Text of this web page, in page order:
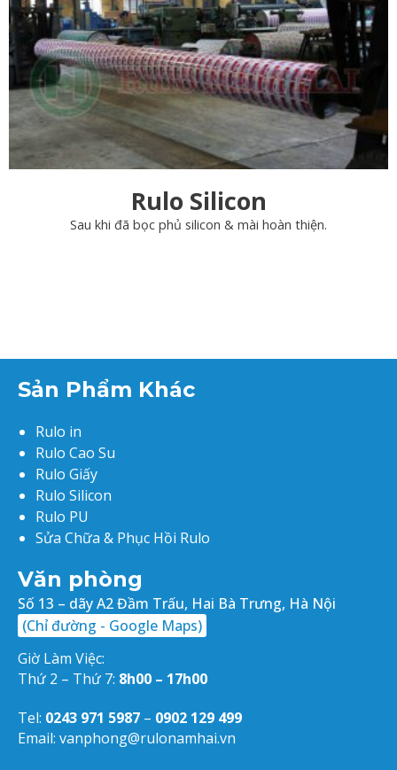
Rulo Silicon
Sau khi đã bọc phủ silicon & mài hoàn thiện.
Sản Phẩm Khác
Rulo in
Rulo Cao Su
Rulo Giấy
Rulo Silicon
Rulo PU
Sửa Chữa & Phục Hồi Rulo
Văn phòng
Số 13 – dãy A2 Đầm Trấu, Hai Bà Trưng, Hà Nội
(Chỉ đường - Google Maps)
Giờ Làm Việc:
Thứ 2 – Thứ 7: 8h00 – 17h00
Tel: 0243 971 5987 – 0902 129 499
Email: vanphong@rulonamhai.vn